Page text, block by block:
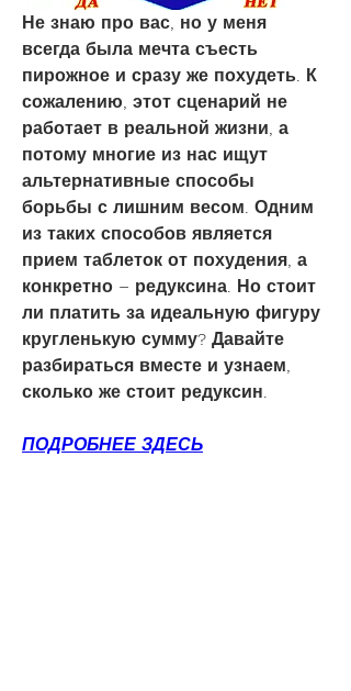
Не знаю про вас, но у меня
всегда была мечта съесть
пирожное и сразу же похудеть. К
сожалению, этот сценарий не
работает в реальной жизни, а
потому многие из нас ищут
альтернативные способы
борьбы с лишним весом. Одним
из таких способов является
прием таблеток от похудения, а
конкретно – редуксина. Но стоит
ли платить за идеальную фигуру
кругленькую сумму? Давайте
разбираться вместе и узнаем,
сколько же стоит редуксин.
ПОДРОБНЕЕ ЗДЕСЬ